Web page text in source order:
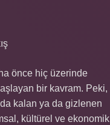
önce hiç üzerinde
bir kavram. Peki,
kalan ya da gizlenen
kültürel ve ekonomik